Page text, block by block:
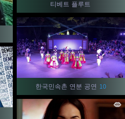
티베트 플루트
한국민속촌 연분 공연 10